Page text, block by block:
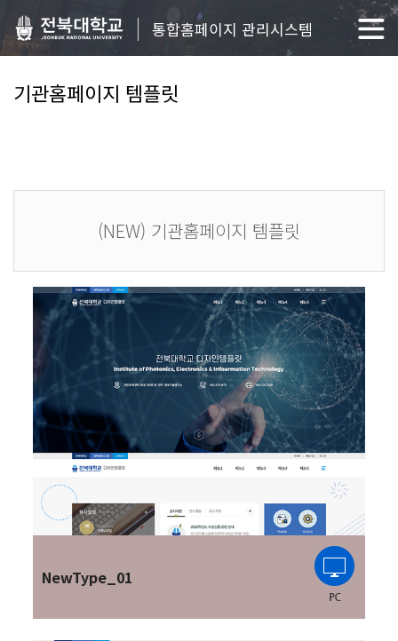
통합홈페이지 관리시스템
기관홈페이지 템플릿
(NEW) 기관홈페이지 템플릿
NewType_01